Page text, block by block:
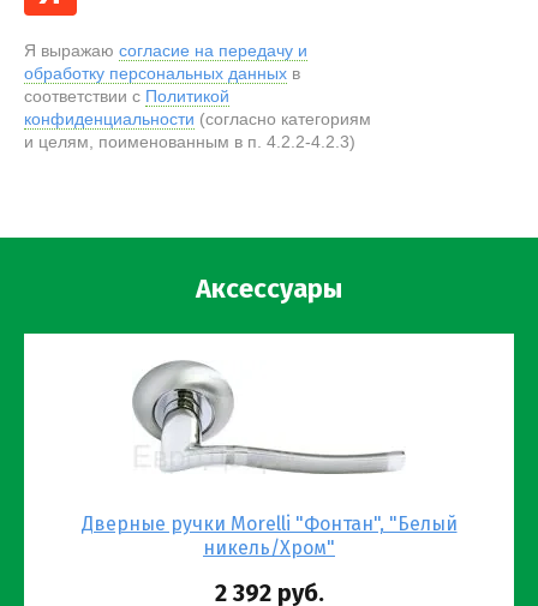
Я выражаю согласие на передачу и
обработку персональных данных в
соответствии с Политикой
конфиденциальности (согласно категориям
и целям, поименованным в п. 4.2.2-4.2.3)
Аксессуары
Дверные ручки Morelli "Фонтан", "Белый
никель/Хром"
2 392руб.